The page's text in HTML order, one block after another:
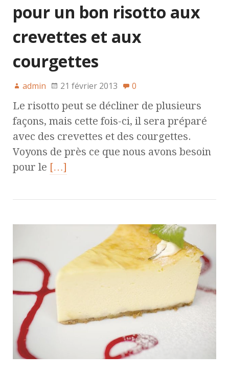
pour un bon risotto aux
crevettes et aux
courgettes
admin 21 février 2013 0
Le risotto peut se décliner de plusieurs
façons, mais cette fois-ci, il sera préparé
avec des crevettes et des courgettes.
Voyons de près ce que nous avons besoin
pour le […]